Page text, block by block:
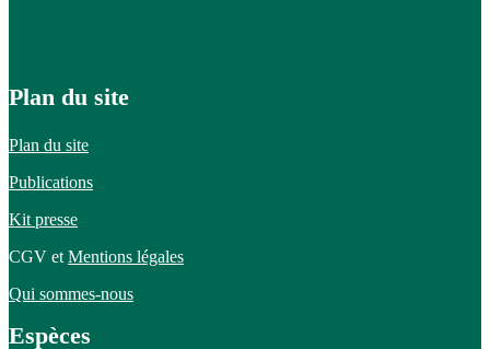
Plan du site
Plan du site
Publications
Kit presse
CGV et Mentions légales
Qui sommes-nous
Espèces